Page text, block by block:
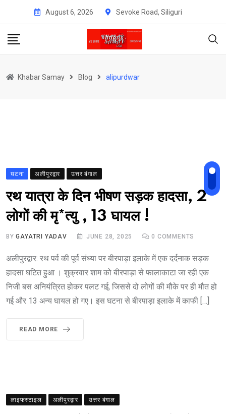
content
August 6, 2026 Sevoke Road, Siliguri
Khabar Samay Blog alipurdwar
घटना अलीपुरद्वार उत्तर बंगाल
रथ यात्रा के दिन भीषण सड़क हादसा, 2
लोगों की मृ*त्यु , 13 घायल !
BYGAYATRI YADAV JUNE 28, 2025 0 COMMENTS
अलीपुरद्वार: रथ पर्व की पूर्व संध्या पर बीरपाड़ा इलाके में एक दर्दनाक सड़क
हादसा घटित हुआ । शुक्रवार शाम को बीरपाड़ा से फालाकाटा जा रही एक
निजी बस अनियंत्रित होकर पलट गई, जिससे दो लोगों की मौके पर ही मौत हो
गई और 13 अन्य घायल हो गए। इस घटना से बीरपाड़ा इलाके में काफी […]
READ MORE
लाइफस्टाइल अलीपुरद्वार उत्तर बंगाल